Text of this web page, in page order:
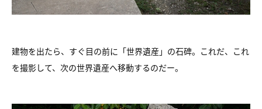
建物を出たら、すぐ目の前に「世界遺産」の石碑。これだ、これ
を撮影して、次の世界遺産へ移動するのだー。